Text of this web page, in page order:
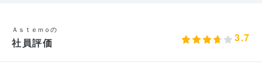
Ａｓｔｅｍｏの
社員評価 3.7